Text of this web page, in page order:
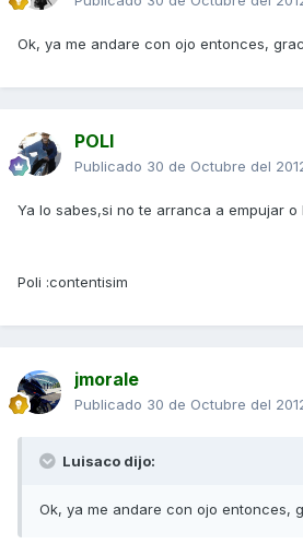
Ok, ya me andare con ojo entonces,
POLI
Publicado 30 de Octubre del
Ya lo sabes,si no te arranca a empujar o
Poli :contentisim
jmorale
Publicado 30 de Octubre del
Luisaco dijo:
Ok, ya me andare con ojo entonces,